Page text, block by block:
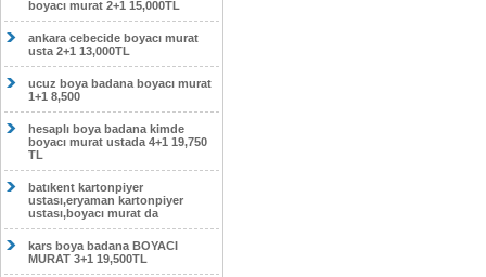
boyacı murat 2+1 15,000TL
ankara cebecide boyacı murat
usta 2+1 13,000TL
ucuz boya badana boyacı murat
1+1 8,500
hesaplı boya badana kimde
boyacı murat ustada 4+1 19,750
TL
batıkent kartonpiyer
ustası,eryaman kartonpiyer
ustası,boyacı murat da
kars boya badana BOYACI
MURAT 3+1 19,500TL